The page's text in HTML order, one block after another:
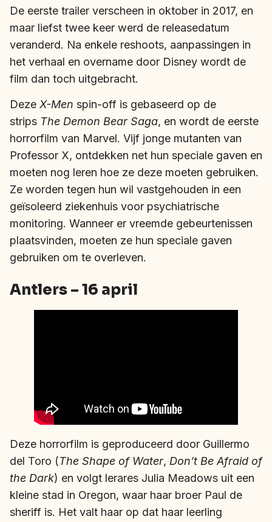
De eerste trailer verscheen in oktober in 2017, en
maar liefst twee keer werd de releasedatum
veranderd. Na enkele reshoots, aanpassingen in
het verhaal en overname door Disney wordt de
film dan toch uitgebracht.
Deze X-Men spin-off is gebaseerd op de
strips The Demon Bear Saga, en wordt de eerste
horrorfilm van Marvel. Vijf jonge mutanten van
Professor X, ontdekken net hun speciale gaven en
moeten nog leren hoe ze deze moeten gebruiken.
Ze worden tegen hun wil vastgehouden in een
geïsoleerd ziekenhuis voor psychiatrische
monitoring. Wanneer er vreemde gebeurtenissen
plaatsvinden, moeten ze hun speciale gaven
gebruiken om te overleven.
Antlers – 16 april
Deze horrorfilm is geproduceerd door Guillermo
del Toro (The Shape of Water, Don’t Be Afraid of
the Dark) en volgt lerares Julia Meadows uit een
kleine stad in Oregon, waar haar broer Paul de
sheriff is. Het valt haar op dat haar leerling